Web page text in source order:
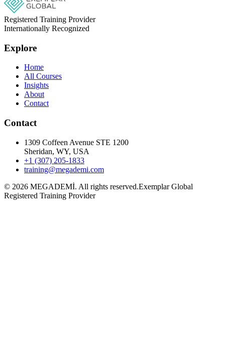
Registered Training Provider
Internationally Recognized
Explore
Home
All Courses
Insights
About
Contact
Contact
1309 Coffeen Avenue STE 1200
Sheridan, WY, USA
+1 (307) 205-1833
training@megademi.com
© 2026 MEGADEMİ. All rights reserved.Exemplar Global
Registered Training Provider